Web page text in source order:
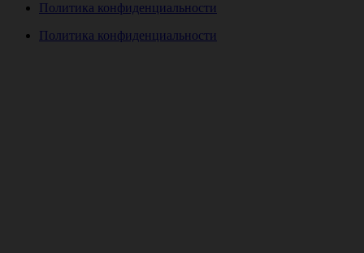
Политика конфиденциальности
Политика конфиденциальности